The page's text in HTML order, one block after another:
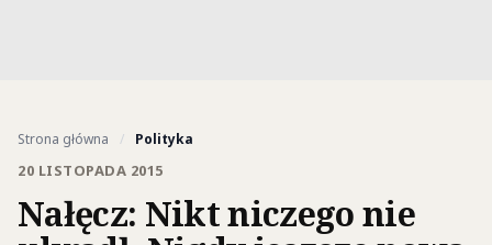
Strona główna / Polityka
20 LISTOPADA 2015
Nałęcz: Nikt niczego nie